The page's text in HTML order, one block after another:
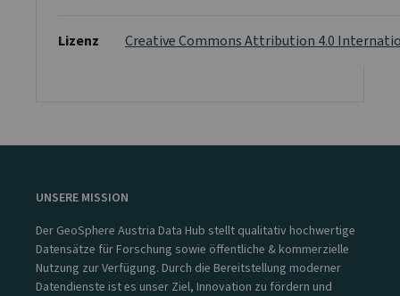
Lizenz Creative Commons Attribution 4.0
UNSERE MISSION
Der GeoSphere Austria Data Hub stellt qualitativ hochwertige
Datensätze für Forschung sowie öffentliche & kommerzielle
Nutzung zur Verfügung. Durch die Bereitstellung moderner
Datendienste ist es unser Ziel, Innovation zu fördern und